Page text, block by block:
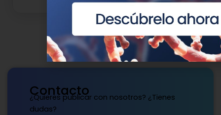
Contacto
¿Quieres publicar con nosotros? ¿Tienes
dudas?